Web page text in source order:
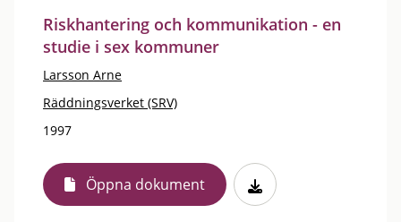
Riskhantering och kommunikation - en
studie i sex kommuner
Larsson Arne
Räddningsverket (SRV)
1997
Öppna dokument